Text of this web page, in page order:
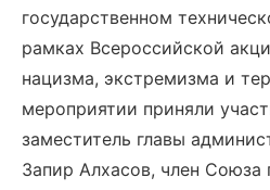
государственном
рамках Всероссийской
нацизма, экстремизма и
мероприятии приняли
заместитель главы
Запир Алхасов, член Союза